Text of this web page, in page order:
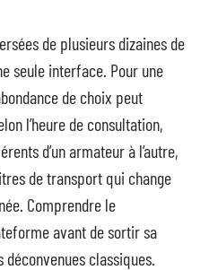
de plusieurs dizaines de
seule interface. Pour une
de choix peut
l’heure de consultation,
d’un armateur à l’autre,
de transport qui change
Comprendre le
avant de sortir sa
classiques.